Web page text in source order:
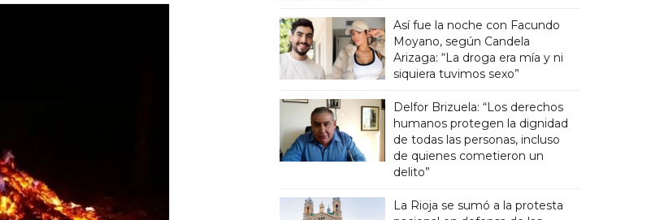
Así fue la noche con Facundo
Moyano, según Candela
Arizaga: “La droga era mía y ni
siquiera tuvimos sexo”
Delfor Brizuela: “Los derechos
humanos protegen la dignidad
de todas las personas, incluso
de quienes cometieron un
delito”
La Rioja se sumó a la protesta